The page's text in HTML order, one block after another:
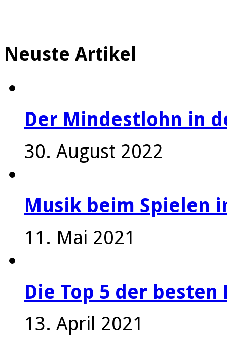
Neuste Artikel
Der Mindestlohn in
30. August 2022
Musik beim Spielen
11. Mai 2021
Die Top 5 der besten
13. April 2021